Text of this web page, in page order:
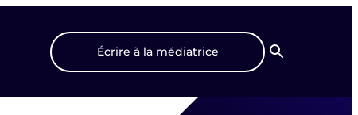
Écrire à la médiatrice
Recherche